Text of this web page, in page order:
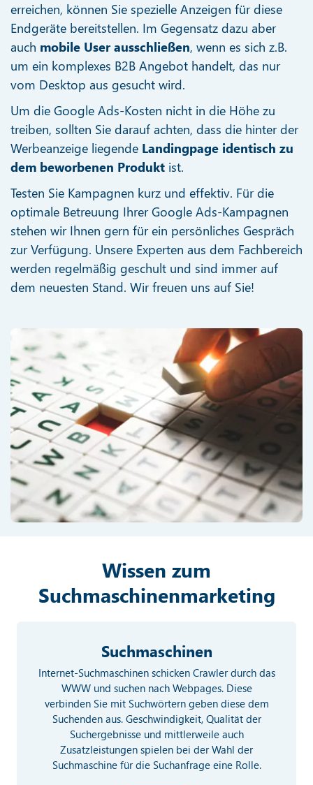
erreichen, können Sie spezielle Anzeigen für diese
Endgeräte bereitstellen. Im Gegensatz dazu aber
auch mobile User ausschließen, wenn es sich z.B.
um ein komplexes B2B Angebot handelt, das nur
vom Desktop aus gesucht wird.
Um die Google Ads-Kosten nicht in die Höhe zu
treiben, sollten Sie darauf achten, dass die hinter der
Werbeanzeige liegende Landingpage identisch zu
dem beworbenen Produkt ist.
Testen Sie Kampagnen kurz und effektiv. Für die
optimale Betreuung Ihrer Google Ads-Kampagnen
stehen wir Ihnen gern für ein persönliches Gespräch
zur Verfügung. Unsere Experten aus dem Fachbereich
werden regelmäßig geschult und sind immer auf
dem neuesten Stand. Wir freuen uns auf Sie!
Wissen zum
Suchmaschinenmarketing
Suchmaschinen
Internet-Suchmaschinen schicken Crawler durch das
WWW und suchen nach Webpages. Diese
verbinden Sie mit Suchwörtern geben diese dem
Suchenden aus. Geschwindigkeit, Qualität der
Suchergebnisse und mittlerweile auch
Zusatzleistungen spielen bei der Wahl der
Suchmaschine für die Suchanfrage eine Rolle.